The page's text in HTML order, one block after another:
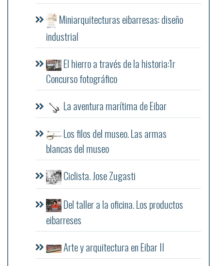
Miniarquitecturas eibarresas: diseño
industrial
El hierro a través de la historia:1r
Concurso fotográfico
La aventura marítima de Eibar
Los filos del museo. Las armas
blancas del museo
Ciclista. Jose Zugasti
Del taller a la oficina. Los productos
eibarreses
Arte y arquitectura en Eibar II